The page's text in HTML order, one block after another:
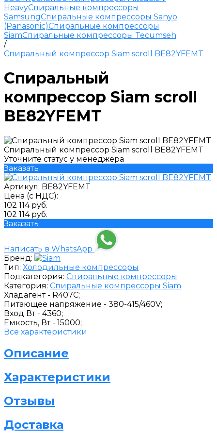
HeavyСпиральные компрессоры
SamsungСпиральные компрессоры Sanyo
(Panasonic)Спиральные компрессоры
SiamСпиральные компрессоры Tecumseh
/
Спиральный компрессор Siam scroll BE82YFEMT
Спиральный
компрессор Siam scroll
BE82YFEMT
Спиральный компрессор Siam scroll BE82YFEMT
Уточните статус у менеджера
Заказать
Артикул: BE82YFEMT
Цена (с НДС):
102 114 руб.
102 114 руб.
Заказать
Написать в WhatsApp
Бренд:
Тип: Холодильные компрессоры
Подкатегория: Спиральные компрессоры
Категория: Спиральные компрессоры Siam
Хладагент - R407C;
Питающее напряжение - 380-415/460V;
Вход Вт - 4360;
Емкость, Вт - 15000;
Все характеристики
Описание
Характеристики
Отзывы
Доставка